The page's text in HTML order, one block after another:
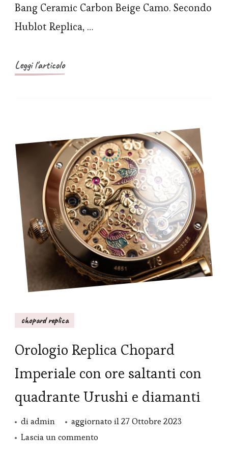
Bang
Bang Ceramic Carbon Beige Camo. Secondo
Hublot Replica, …
Leggi l'articolo
chopard replica
Orologio Replica Chopard
Imperiale con ore saltanti con
quadrante Urushi e diamanti
diadmin aggiornato il27 Ottobre 2023
Lascia un commento